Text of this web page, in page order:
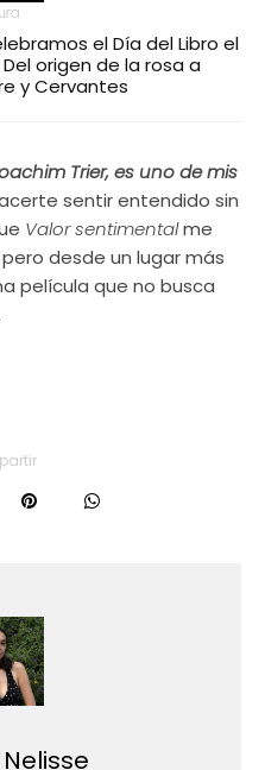
el Día del Libro el
origen de la rosa a
y Cervantes
Trier, es uno de mis
sentir entendido sin
Valor sentimentalme
desde un lugar más
película que no busca